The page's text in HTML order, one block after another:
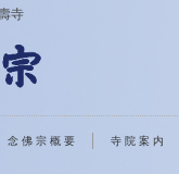
寺
念 佛 宗 概 要 寺 院 案 内